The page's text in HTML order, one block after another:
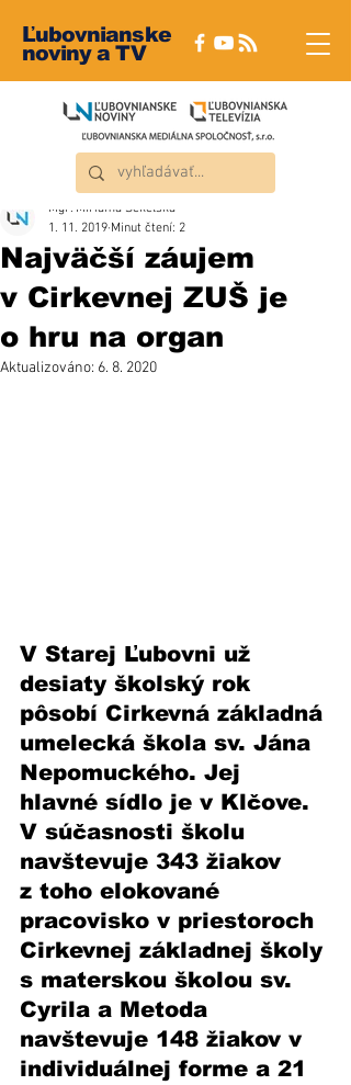
Ľubovnianske
noviny a TV
Najväčší záujem
v Cirkevnej ZUŠ je
o hru na organ
Mgr. Miriama Sekelská
1. 11. 2019 Minut čtení: 2
Aktualizováno: 6. 8. 2020
V Starej Ľubovni už
desiaty školský rok
pôsobí Cirkevná základná
umelecká škola sv. Jána
Nepomuckého. Jej
hlavné sídlo je v Klčove.
V súčasnosti školu
navštevuje 343 žiakov
z toho elokované
pracovisko v priestoroch
Cirkevnej základnej školy
s materskou školou sv.
Cyrila a Metoda
navštevuje 148 žiakov v
individuálnej forme a 21